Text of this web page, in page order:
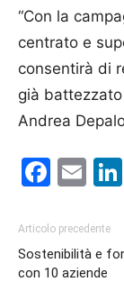
“Con la
centrato e
consentirà di
già battezzato
Andrea
Articolo precedente
Sostenibilità e
con 10 aziende